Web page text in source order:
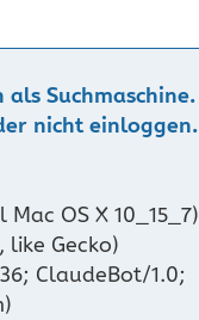
Suchmaschine.
nicht einloggen.
OS X 10_15_7)
like Gecko)
ClaudeBot/1.0;